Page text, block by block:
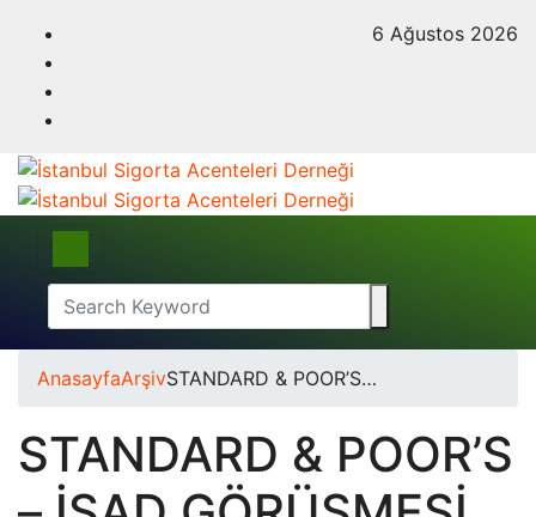
6 Ağustos 2026
AnasayfaArşivSTANDARD & POOR’S…
STANDARD & POOR’S